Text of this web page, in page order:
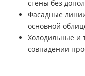
стены без
Фасадные
основной
Холодильные и
совпадении